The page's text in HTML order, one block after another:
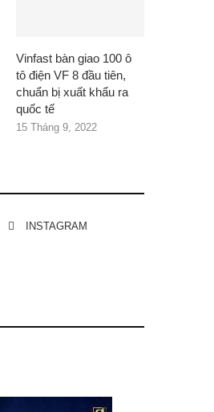
Vinfast bàn giao 100 ô
tô điện VF 8 đầu tiên,
chuẩn bị xuất khẩu ra
quốc tế
15 Tháng 9, 2022
INSTAGRAM